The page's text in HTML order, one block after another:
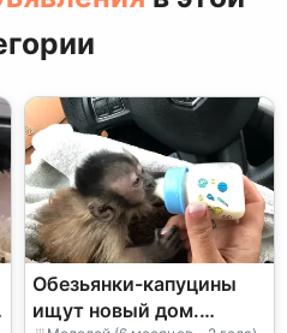
Обезьянки-капуцины
ищут новый дом.